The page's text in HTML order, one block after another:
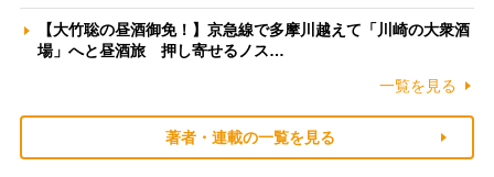
【大竹聡の昼酒御免！】京急線で多摩川越えて「川崎の大衆酒
場」へと昼酒旅 押し寄せるノス…
一覧を見る
著者・連載の一覧を見る